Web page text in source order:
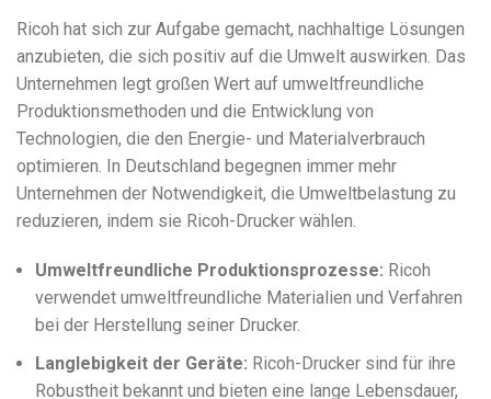
Ricoh hat sich zur Aufgabe gemacht, nachhaltige Lösungen
anzubieten, die sich positiv auf die Umwelt auswirken. Das
Unternehmen legt großen Wert auf umweltfreundliche
Produktionsmethoden und die Entwicklung von
Technologien, die den Energie- und Materialverbrauch
optimieren. In Deutschland begegnen immer mehr
Unternehmen der Notwendigkeit, die Umweltbelastung zu
reduzieren, indem sie Ricoh-Drucker wählen.
Umweltfreundliche Produktionsprozesse: Ricoh
verwendet umweltfreundliche Materialien und Verfahren
bei der Herstellung seiner Drucker.
Langlebigkeit der Geräte: Ricoh-Drucker sind für ihre
Robustheit bekannt und bieten eine lange Lebensdauer,